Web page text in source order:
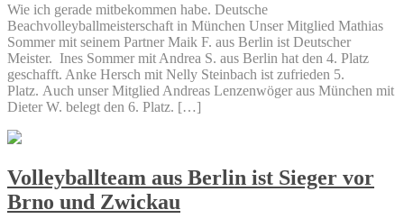
Wie ich gerade mitbekommen habe. Deutsche
Beachvolleyballmeisterschaft in München Unser Mitglied Mathias
Sommer mit seinem Partner Maik F. aus Berlin ist Deutscher
Meister. Ines Sommer mit Andrea S. aus Berlin hat den 4. Platz
geschafft. Anke Hersch mit Nelly Steinbach ist zufrieden 5.
Platz. Auch unser Mitglied Andreas Lenzenwöger aus München mit
Dieter W. belegt den 6. Platz. […]
Volleyballteam aus Berlin ist Sieger vor
Brno und Zwickau